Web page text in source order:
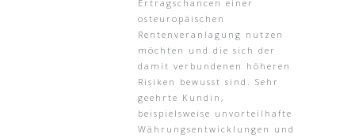
Ertragschancen einer
osteuropäischen
Rentenveranlagung nutzen
möchten und die sich der
damit verbundenen höheren
Risiken bewusst sind. Sehr
geehrte Kundin,
beispielsweise unvorteilhafte
Währungsentwicklungen und